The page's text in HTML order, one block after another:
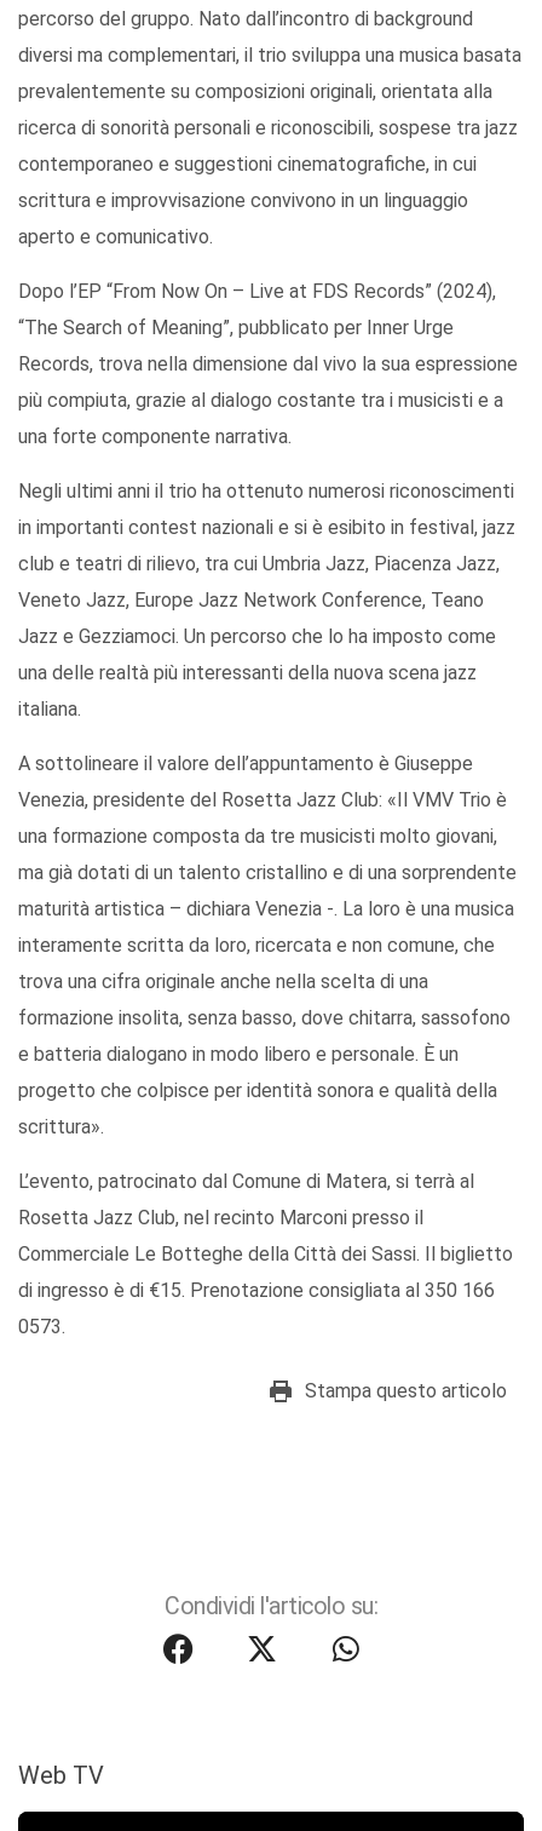
percorso del gruppo. Nato dall’incontro di background
diversi ma complementari, il trio sviluppa una musica basata
prevalentemente su composizioni originali, orientata alla
ricerca di sonorità personali e riconoscibili, sospese tra jazz
contemporaneo e suggestioni cinematografiche, in cui
scrittura e improvvisazione convivono in un linguaggio
aperto e comunicativo.
Dopo l’EP “From Now On – Live at FDS Records” (2024),
“The Search of Meaning”, pubblicato per Inner Urge
Records, trova nella dimensione dal vivo la sua espressione
più compiuta, grazie al dialogo costante tra i musicisti e a
una forte componente narrativa.
Negli ultimi anni il trio ha ottenuto numerosi riconoscimenti
in importanti contest nazionali e si è esibito in festival, jazz
club e teatri di rilievo, tra cui Umbria Jazz, Piacenza Jazz,
Veneto Jazz, Europe Jazz Network Conference, Teano
Jazz e Gezziamoci. Un percorso che lo ha imposto come
una delle realtà più interessanti della nuova scena jazz
italiana.
A sottolineare il valore dell’appuntamento è Giuseppe
Venezia, presidente del Rosetta Jazz Club: «Il VMV Trio è
una formazione composta da tre musicisti molto giovani,
ma già dotati di un talento cristallino e di una sorprendente
maturità artistica – dichiara Venezia -. La loro è una musica
interamente scritta da loro, ricercata e non comune, che
trova una cifra originale anche nella scelta di una
formazione insolita, senza basso, dove chitarra, sassofono
e batteria dialogano in modo libero e personale. È un
progetto che colpisce per identità sonora e qualità della
scrittura».
L’evento, patrocinato dal Comune di Matera, si terrà al
Rosetta Jazz Club, nel recinto Marconi presso il
Commerciale Le Botteghe della Città dei Sassi. Il biglietto
di ingresso è di €15. Prenotazione consigliata al 350 166
0573.
Stampa questo articolo
Condividi l'articolo su:
Web TV